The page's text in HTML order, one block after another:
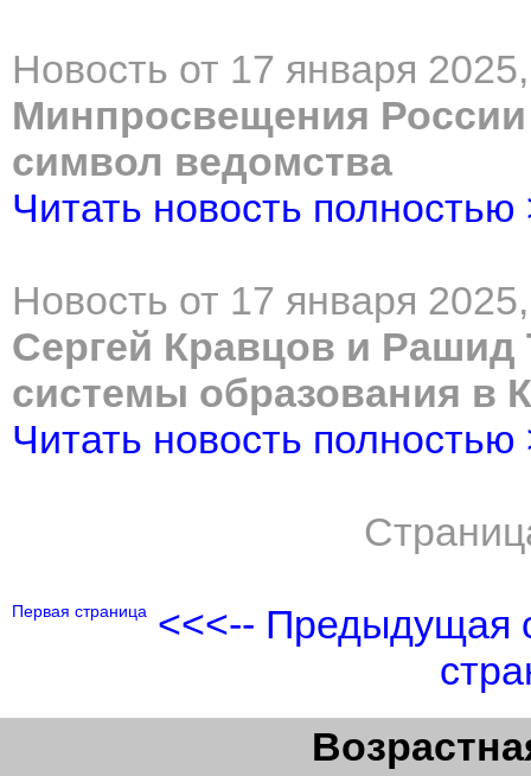
Новость от 17 января
Минпросвещения
символ ведомства
Читать новость полностью
Новость от 17 января
Сергей Кравцов и Рашид
системы образования в
Читать новость полностью
Первая страница
<<<-- Предыдущая